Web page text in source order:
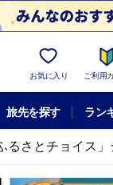
お気に入り ご利用
旅先を探す ラン
るさとチョイス